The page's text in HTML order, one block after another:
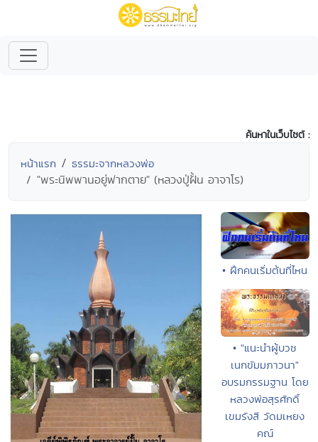
ค้นหาในเว็บไซต์ :
หน้าแรก ธรรมะจากหลวงพ่อ
"พระนิพพานอยู่ฟากตาย" (หลวงปู่ฝั้น อาจาโร)
• ฝึกคนเริ่มต้นที่ไหน
• "แนะนำผู้บวช
เนกขัมมภาวนา"
อบรมกรรมฐาน โดย
หลวงพ่อสุรศักดิ์
เขมรังสี วัดมเหยง
คณ์